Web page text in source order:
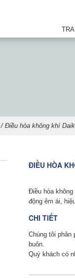
/ Điều hòa không khí
ĐIỀU HÒA
là:
1.500.000
VNĐ.
tại
là:
1.200.000
Điều hòa
động êm ái,
CHI TIẾT
Chúng tôi phân
buôn.
Quý khách có